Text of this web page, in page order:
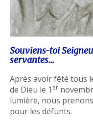
Souviens-toi
servantes…
Après avoir fêté tous
de Dieu le 1 er
lumière, nous
pour les défunts.